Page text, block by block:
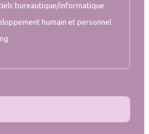
bureautique/informatique
humain et personnel